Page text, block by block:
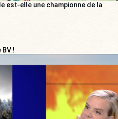
est-elle une championne de la
!